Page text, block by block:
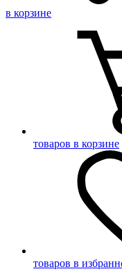
в корзине
товаров в корзине
товаров в